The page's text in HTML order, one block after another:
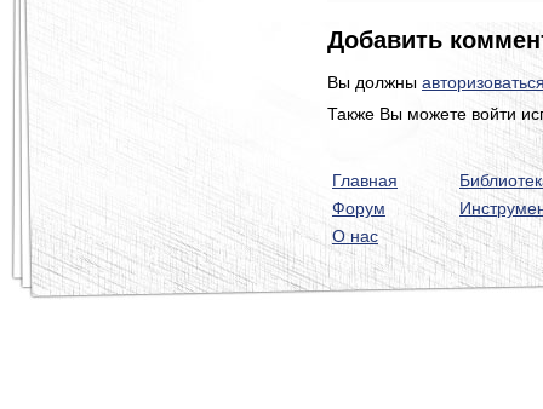
Добавить
Вы должны
Также Вы можете войти
Главная
Форум
О нас